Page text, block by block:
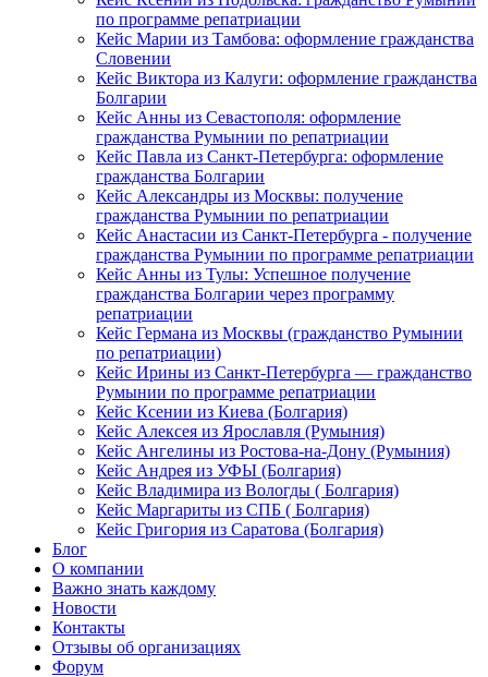
по программе репатриации
Кейс Марии из Тамбова: оформление гражданства
Словении
Кейс Виктора из Калуги: оформление гражданства
Болгарии
Кейс Анны из Севастополя: оформление
гражданства Румынии по репатриации
Кейс Павла из Санкт-Петербурга: оформление
гражданства Болгарии
Кейс Александры из Москвы: получение
гражданства Румынии по репатриации
Кейс Анастасии из Санкт-Петербурга - получение
гражданства Румынии по программе репатриации
Кейс Анны из Тулы: Успешное получение
гражданства Болгарии через программу
репатриации
Кейс Германа из Москвы (гражданство Румынии
по репатриации)
Кейс Ирины из Санкт-Петербурга — гражданство
Румынии по программе репатриации
Кейс Ксении из Киева (Болгария)
Кейс Алексея из Ярославля (Румыния)
Кейс Ангелины из Ростова-на-Дону (Румыния)
Кейс Андрея из УФЫ (Болгария)
Кейс Владимира из Вологды ( Болгария)
Кейс Маргариты из СПБ ( Болгария)
Кейс Григория из Саратова (Болгария)
Блог
О компании
Важно знать каждому
Новости
Контакты
Отзывы об организациях
Форум